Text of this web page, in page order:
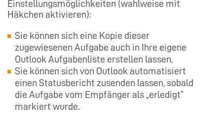
Einstellungsmöglichkeiten (wahlweise mit
Häkchen aktivieren):
Sie können sich eine Kopie dieser
zugewiesenen Aufgabe auch in Ihre eigene
Outlook Aufgabenliste erstellen lassen.
Sie können sich von Outlook automatisiert
einen Statusbericht zusenden lassen, sobald
die Aufgabe vom Empfänger als „erledigt“
markiert wurde.